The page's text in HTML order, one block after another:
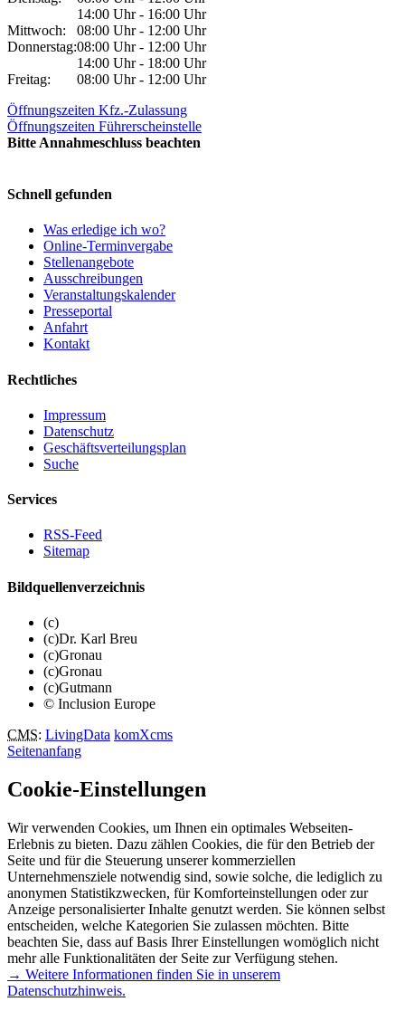
14:00 Uhr - 16:00 Uhr
Mittwoch:
08:00 Uhr - 12:00 Uhr
Donnerstag:08:00 Uhr - 12:00 Uhr
14:00 Uhr - 18:00 Uhr
Freitag:
08:00 Uhr - 12:00 Uhr
Öffnungszeiten Kfz.-Zulassung
Öffnungszeiten Führerscheinstelle
Bitte Annahmeschluss beachten
Schnell gefunden
Was erledige ich wo?
Online-Terminvergabe
Stellenangebote
Ausschreibungen
Veranstaltungskalender
Presseportal
Anfahrt
Kontakt
Rechtliches
Impressum
Datenschutz
Geschäftsverteilungsplan
Suche
Services
RSS-Feed
Sitemap
Bildquellenverzeichnis
(c)
(c)Dr. Karl Breu
(c)Gronau
(c)Gronau
(c)Gutmann
© Inclusion Europe
CMS: LivingData komXcms
Seitenanfang
Cookie-Einstellungen
Wir verwenden Cookies, um Ihnen ein optimales Webseiten-
Erlebnis zu bieten. Dazu zählen Cookies, die für den Betrieb der
Seite und für die Steuerung unserer kommerziellen
Unternehmensziele notwendig sind, sowie solche, die lediglich zu
anonymen Statistikzwecken, für Komforteinstellungen oder zur
Anzeige personalisierter Inhalte genutzt werden. Sie können selbst
entscheiden, welche Kategorien Sie zulassen möchten. Bitte
beachten Sie, dass auf Basis Ihrer Einstellungen womöglich nicht
mehr alle Funktionalitäten der Seite zur Verfügung stehen.
→ Weitere Informationen finden Sie in unserem
Datenschutzhinweis.